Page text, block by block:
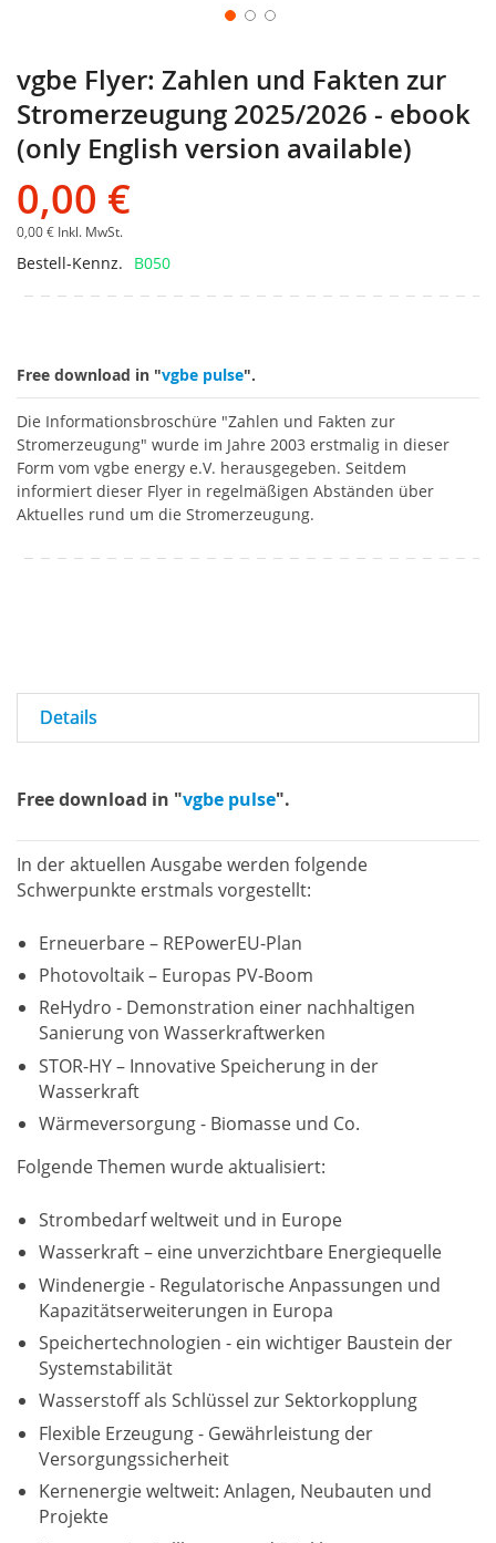
vgbe Flyer: Zahlen und Fakten zur
Stromerzeugung 2025/2026 - ebook
(only English version available)
0,00 €
0,00 € Inkl. MwSt.
Bestell-Kennz. B050
Free download in "vgbe pulse".
Die Informationsbroschüre "Zahlen und Fakten zur
Stromerzeugung" wurde im Jahre 2003 erstmalig in dieser
Form vom vgbe energy e.V. herausgegeben. Seitdem
informiert dieser Flyer in regelmäßigen Abständen über
Aktuelles rund um die Stromerzeugung.
Details
Free download in "vgbe pulse".
In der aktuellen Ausgabe werden folgende
Schwerpunkte erstmals vorgestellt:
Erneuerbare – REPowerEU-Plan
Photovoltaik – Europas PV-Boom
ReHydro - Demonstration einer nachhaltigen
Sanierung von Wasserkraftwerken
STOR-HY – Innovative Speicherung in der
Wasserkraft
Wärmeversorgung - Biomasse und Co.
Folgende Themen wurde aktualisiert:
Strombedarf weltweit und in Europe
Wasserkraft – eine unverzichtbare Energiequelle
Windenergie - Regulatorische Anpassungen und
Kapazitätserweiterungen in Europa
Speichertechnologien - ein wichtiger Baustein der
Systemstabilität
Wasserstoff als Schlüssel zur Sektorkopplung
Flexible Erzeugung - Gewährleistung der
Versorgungssicherheit
Kernenergie weltweit: Anlagen, Neubauten und
Projekte